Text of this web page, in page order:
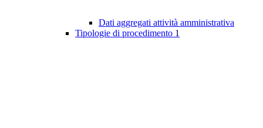
Dati aggregati attività amministrativa
Tipologie di procedimento 1